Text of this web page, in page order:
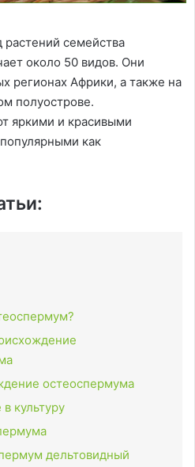
семейства
около 50 видов. Они
регионах Африки, а также на
полуострове.
яркими и красивыми
как
остеоспермума
культуру
дельтовидный